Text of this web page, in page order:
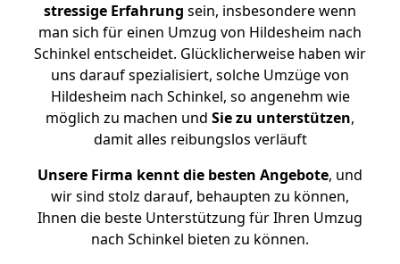
stressige Erfahrung sein, insbesondere wenn
man sich für einen Umzug von Hildesheim nach
Schinkel entscheidet. Glücklicherweise haben wir
uns darauf spezialisiert, solche Umzüge von
Hildesheim nach Schinkel, so angenehm wie
möglich zu machen und Sie zu unterstützen,
damit alles reibungslos verläuft
Unsere Firma kennt die besten Angebote, und
wir sind stolz darauf, behaupten zu können,
Ihnen die beste Unterstützung für Ihren Umzug
nach Schinkel bieten zu können.